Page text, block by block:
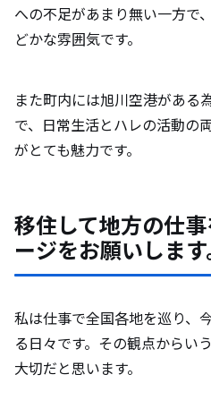
への不足があまり無い一方で
どかな雰囲気です。
また町内には旭川空港がある
で、日常生活とハレの活動の
がとても魅力です。
移住して地方の仕
ージをお願いします
私は仕事で全国各地を巡り、
る日々です。その観点からい
大切だと思います。